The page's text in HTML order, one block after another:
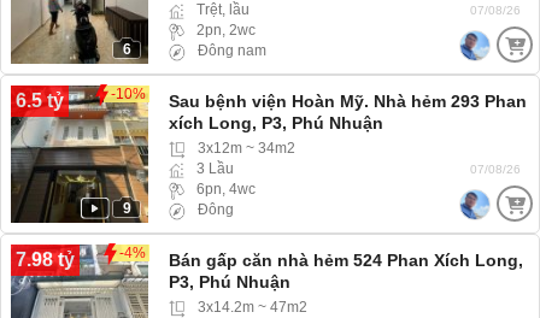
6
Trệt, lầu
2pn, 2wc
Đông nam
07/08/26
6.5 tỷ -10%
9
Sau bệnh viện Hoàn Mỹ. Nhà hẻm 293 Phan
xích Long, P3, Phú Nhuận
3x12m ~ 34m2
3 Lầu
6pn, 4wc
Đông
07/08/26
7.98 tỷ -4%
Bán gấp căn nhà hẻm 524 Phan Xích Long,
P3, Phú Nhuận
3x14.2m ~ 47m2